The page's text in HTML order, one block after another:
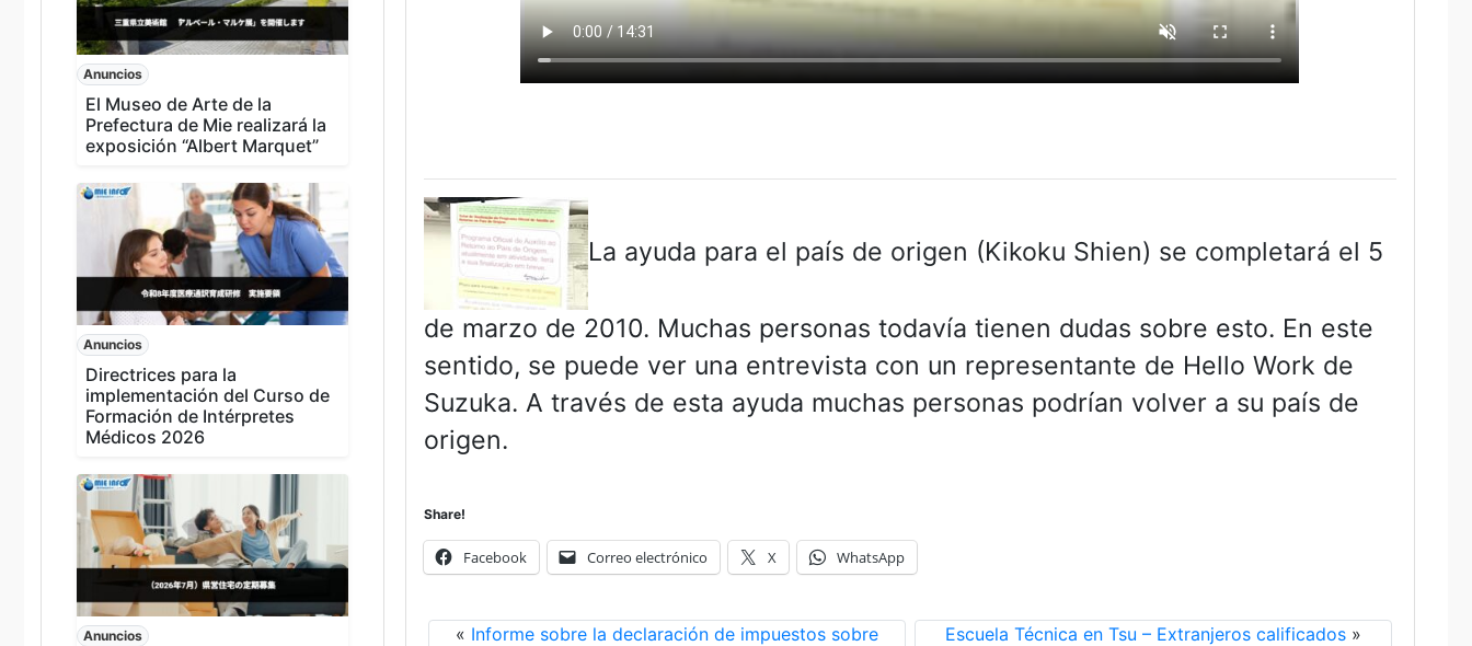
Anuncios
El Museo de Arte de la
Prefectura de Mie realizará la
exposición “Albert Marquet”
Anuncios
Directrices para la
implementación del Curso de
Formación de Intérpretes
Médicos 2026
Anuncios
La ayuda para el país de origen (Kikoku Shien) se completará el 5
de marzo de 2010. Muchas personas todavía tienen dudas sobre esto. En este
sentido, se puede ver una entrevista con un representante de Hello Work de
Suzuka. A través de esta ayuda muchas personas podrían volver a su país de
origen.
Share!
Facebook Correo electrónico X WhatsApp
« Informe sobre la declaración de impuestos sobre
Escuela Técnica en Tsu – Extranjeros calificados»